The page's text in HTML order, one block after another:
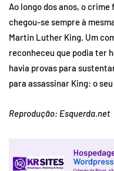
Ao longo dos anos, o
chegou-se sempre à
Martin Luther King. Um
reconheceu que podia ter
havia provas para
para assassinar King: o
Reprodução: Esquerda.net